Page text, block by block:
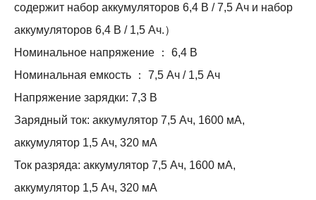
содержит набор аккумуляторов 6,4 В / 7,5 Ач и набор
аккумуляторов 6,4 В / 1,5 Ач.）
Номинальное напряжение ： 6,4 В
Номинальная емкость ： 7,5 Ач / 1,5 Ач
Напряжение зарядки: 7,3 В
Зарядный ток: аккумулятор 7,5 Ач, 1600 мА,
аккумулятор 1,5 Ач, 320 мА
Ток разряда: аккумулятор 7,5 Ач, 1600 мА,
аккумулятор 1,5 Ач, 320 мА